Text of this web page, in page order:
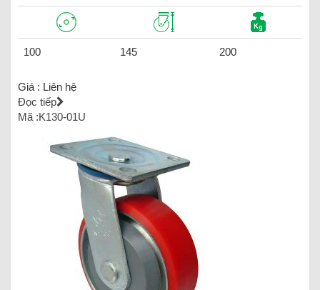
100 145 200
Giá : Liên hệ
Đọc tiếp
Mã :K130-01U